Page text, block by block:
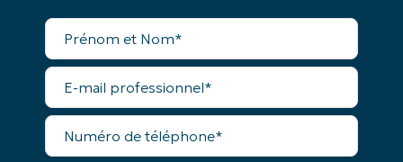
Prénom
Nom*
E-
mail
professionnel*
Numéro
téléphone*
Commencez votre essai de 14 jours
Pas de carte de crédit requise, accès complet à
toutes les fonctionnalités.
Prénom